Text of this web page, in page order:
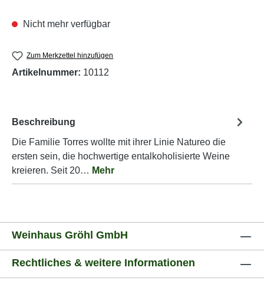
Nicht mehr verfügbar
Zum Merkzettel hinzufügen
Artikelnummer: 10112
Beschreibung
Die Familie Torres wollte mit ihrer Linie Natureo die
ersten sein, die hochwertige entalkoholisierte Weine
kreieren. Seit 20… Mehr
Weinhaus Gröhl GmbH
Rechtliches & weitere Informationen